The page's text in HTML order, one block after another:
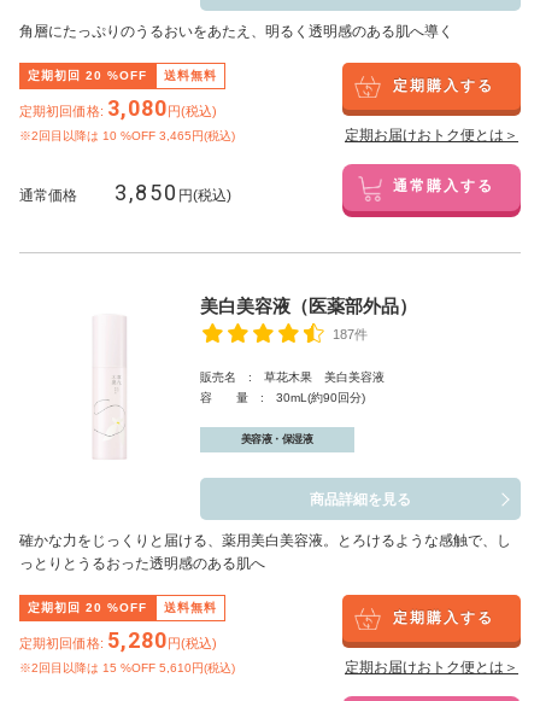
角層にたっぷりのうるおいをあたえ、明るく透明感のある肌へ導く
定期初回 20 %OFF 送料無料
定期初回価格: 3,080円(税込)
※2回目以降は 10 %OFF 3,465円(税込)
定期購入する
定期お届けおトク便とは＞
通常価格 3,850 円(税込) 通常購入する
美白美容液（医薬部外品）
187件
販売名 : 草花木果 美白美容液
容 量 : 30mL(約90回分)
美容液・保湿液
商品詳細を見る
確かな力をじっくりと届ける、薬用美白美容液。とろけるような感触で、し
っとりとうるおった透明感のある肌へ
定期初回 20 %OFF 送料無料
定期初回価格: 5,280円(税込)
※2回目以降は 15 %OFF 5,610円(税込)
定期購入する
定期お届けおトク便とは＞